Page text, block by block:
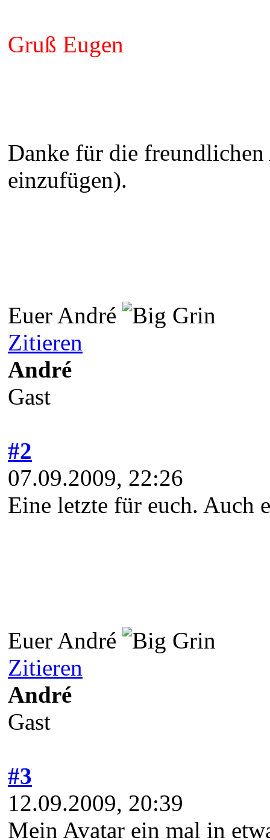
Gruß Eugen
Danke für die
einzufügen).
Euer André
Zitieren
André
Gast
#2
07.09.2009, 22:26
Eine letzte für euch. Auch
Euer André
Zitieren
André
Gast
#3
12.09.2009, 20:39
Mein Avatar ein mal in